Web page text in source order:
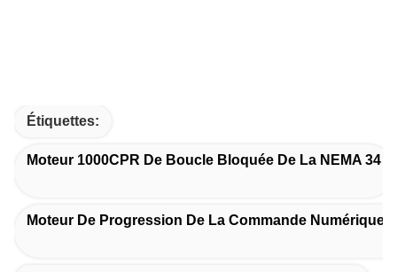
Étiquettes:
Moteur 1000CPR De Boucle Bloquée De La NEMA 34
Moteur De Progression De La Commande Numérique